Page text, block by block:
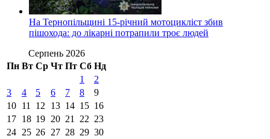
На Тернопільщині 15-річний мотоцикліст збив
пішохода: до лікарні потрапили троє людей
Серпень 2026
Пн Вт Ср Чт Пт Сб Нд
1
2
3
4 5 6 7 8
9
10 11 12 13 14 15 16
17 18 19 20 21 22 23
24 25 26 27 28 29 30